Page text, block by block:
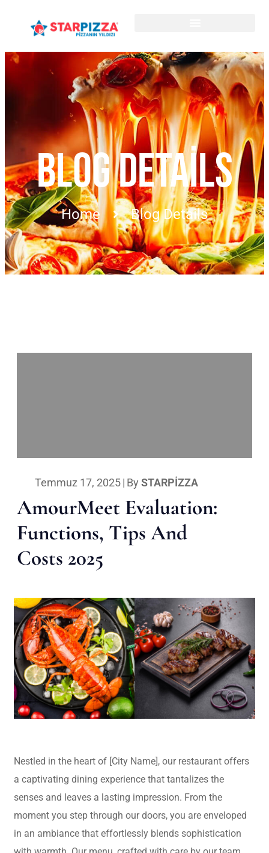
BLOG DETAILS
Home Blog Details
Temmuz 17, 2025| By STARPIZZA
AmourMeet Evaluation:
Functions, Tips And
Costs 2025
Nestled in the heart of [City Name], our restaurant offers
a captivating dining experience that tantalizes the
senses and leaves a lasting impression. From the
moment you step through our doors, you are enveloped
in an ambiance that effortlessly blends sophistication